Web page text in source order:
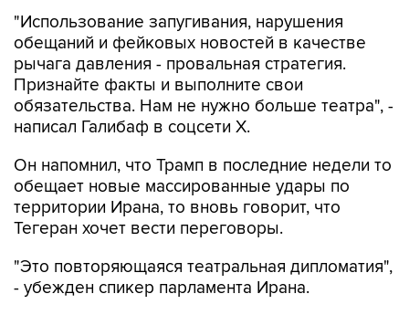
"Использование запугивания, нарушения
обещаний и фейковых новостей в качестве
рычага давления - провальная стратегия.
Признайте факты и выполните свои
обязательства. Нам не нужно больше театра", -
написал Галибаф в соцсети X.
Он напомнил, что Трамп в последние недели то
обещает новые массированные удары по
территории Ирана, то вновь говорит, что
Тегеран хочет вести переговоры.
"Это повторяющаяся театральная дипломатия",
- убежден спикер парламента Ирана.